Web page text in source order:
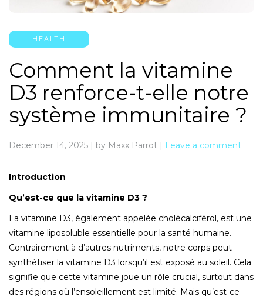
HEALTH
Comment la vitamine
D3 renforce-t-elle notre
système immunitaire ?
December 14, 2025 | by Maxx Parrot | Leave a comment
Introduction
Qu’est-ce que la vitamine D3 ?
La vitamine D3, également appelée cholécalciférol, est une
vitamine liposoluble essentielle pour la santé humaine.
Contrairement à d’autres nutriments, notre corps peut
synthétiser la vitamine D3 lorsqu’il est exposé au soleil. Cela
signifie que cette vitamine joue un rôle crucial, surtout dans
des régions où l’ensoleillement est limité. Mais qu’est-ce